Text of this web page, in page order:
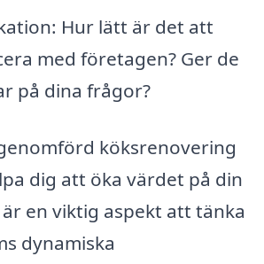
Hur lätt är det att
med företagen? Ger de
på dina frågor?
köksrenovering
dig att öka värdet på din
en viktig aspekt att tänka
dynamiska